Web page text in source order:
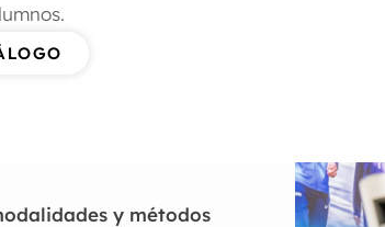
y métodos